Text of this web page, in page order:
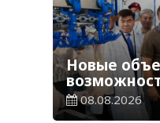
Новые
08.08.2026